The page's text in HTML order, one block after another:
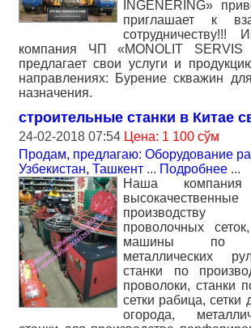
INGENERING»
приглашает к
сотрудничеству!!!
компания ЧП «MONOLIT SERVIS
предлагает свои услуги и
направлениях: Бурение скважин
назначения.
строительные станки в Китае
24-02-2018 07:54 Цена: 1 100 сўм
Продам, предлагаю: Оборудование
Узбекистан, Ташкент ... Подробнее ...
Наша компания
проволочных
машины по
металлических
станки по
проволоки, станки
сетки рабица, сетки
огорода,